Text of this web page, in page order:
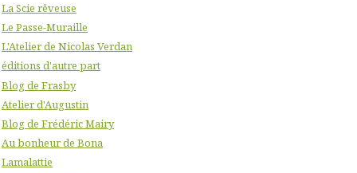
La Scie rêveuse
Le Passe-Muraille
L'Atelier de Nicolas Verdan
éditions d'autre part
Blog de Frasby
Atelier d'Augustin
Blog de Frédéric Mairy
Au bonheur de Bona
Lamalattie